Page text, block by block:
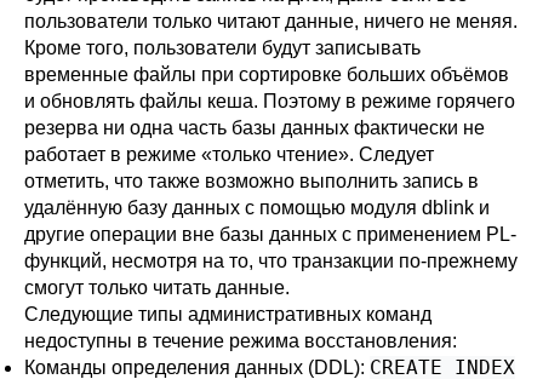
пользователи только читают данные, ничего не меняя.
Кроме того, пользователи будут записывать
временные файлы при сортировке больших объёмов
и обновлять файлы кеша. Поэтому в режиме горячего
резерва ни одна часть базы данных фактически не
работает в режиме «только чтение». Следует
отметить, что также возможно выполнить запись в
удалённую базу данных с помощью модуля dblink и
другие операции вне базы данных с применением PL-
функций, несмотря на то, что транзакции по-прежнему
смогут только читать данные.
Следующие типы административных команд
недоступны в течение режима восстановления:
Команды определения данных (DDL): CREATE INDEX